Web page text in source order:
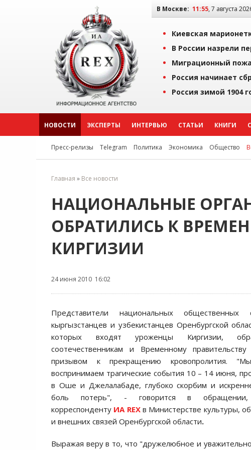
В Москве: 11:55, 7 августа
Киевская
В России назрели
Миграционный
Россия начинает
Россия зимой 1904
НОВОСТИ ЭКСПЕРТЫ ИНТЕРВЬЮ СТАТЬИ КНИГИ
Пресс-релизы Telegram Политика Экономика Общество
Главная » Все новости
НАЦИОНАЛЬНЫЕ
ОБРАТИЛИСЬ К
КИРГИЗИИ
24 июня 2010 16:02
Представители национальных общественных
кыргызстанцев и узбекистанцев Оренбургской
которых входят уроженцы Киргизии,
соотечественникам и Временному
призывом к прекращению кровопролития.
воспринимаем трагические события 10 – 14 июня,
в Оше и Джелалабаде, глубоко скорбим и
боль потерь", - говорится в обращении,
корреспонденту ИА REXв Министерстве культуры,
и внешних связей Оренбургской области.
Выражая веру в то, что "дружелюбное и